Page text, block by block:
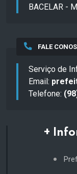
BACELAR -
FALE
Serviço de
Email:
Telefone:
+